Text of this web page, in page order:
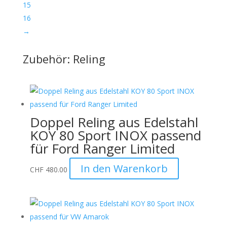
15
16
→
Zubehör: Reling
Doppel Reling aus Edelstahl
KOY 80 Sport INOX passend
für Ford Ranger Limited
CHF480.00 In den Warenkorb